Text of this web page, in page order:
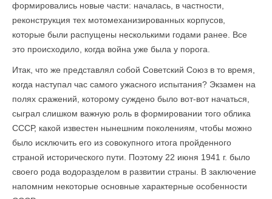
формировались новые части: началась, в частности,
реконструкция тех мотомеханизированных корпусов,
которые были распущены несколькими годами ранее. Все
это происходило, когда война уже была у порога.
Итак, что же представлял собой Советский Союз в то время,
когда наступал час самого ужасного испытания? Экзамен на
полях сражений, которому суждено было вот-вот начаться,
сыграл слишком важную роль в формировании того облика
СССР, какой известен нынешним поколениям, чтобы можно
было исключить его из сово­купного итога пройденного
страной исторического пути. Поэтому 22 июня 1941 г. было
своего рода водоразделом в развитии страны. В заключение
напомним некоторые основные характерные особенности